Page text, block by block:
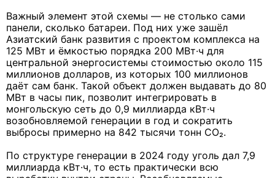
Важный элемент этой схемы — не столько сами
панели, сколько батареи. Под них уже зашёл
Азиатский банк развития с проектом комплекса на
125 МВт и ёмкостью порядка 200 МВт·ч для
центральной энергосистемы стоимостью около 115
миллионов долларов, из которых 100 миллионов
даёт сам банк. Такой объект должен выдавать до 80
МВт в часы пик, позволит интегрировать в
монгольскую сеть до 0,9 миллиарда кВт·ч
возобновляемой генерации в год и сократить
выбросы примерно на 842 тысячи тонн CO₂.
По структуре генерации в 2024 году уголь дал 7,9
миллиарда кВт·ч, то есть практически всю